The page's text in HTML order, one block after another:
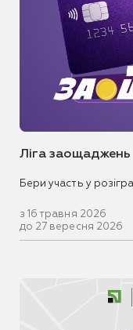
Ліга заощаджень
Бери участь у
з 16 травня 2026
до 27 вересня 2026